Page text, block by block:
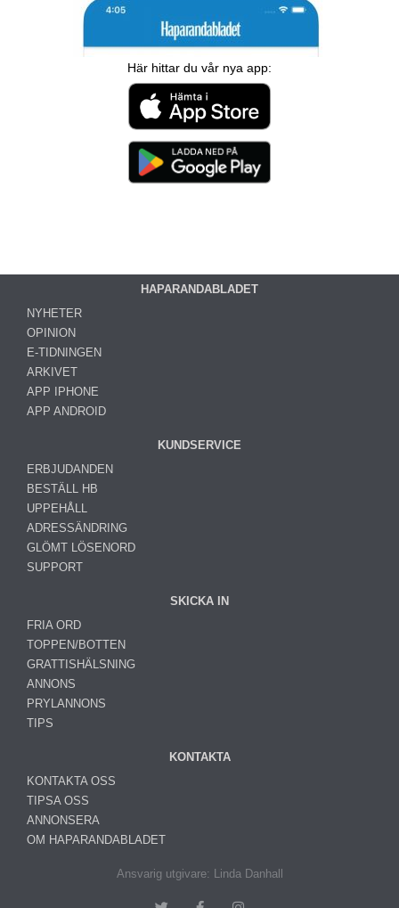
Här hittar du vår nya app:
HAPARANDABLADET
NYHETER
OPINION
E-TIDNINGEN
ARKIVET
APP IPHONE
APP ANDROID
KUNDSERVICE
ERBJUDANDEN
BESTÄLL HB
UPPEHÅLL
ADRESSÄNDRING
GLÖMT LÖSENORD
SUPPORT
SKICKA IN
FRIA ORD
TOPPEN/BOTTEN
GRATTISHÄLSNING
ANNONS
PRYLANNONS
TIPS
KONTAKTA
KONTAKTA OSS
TIPSA OSS
ANNONSERA
OM HAPARANDABLADET
Ansvarig utgivare: Linda Danhall